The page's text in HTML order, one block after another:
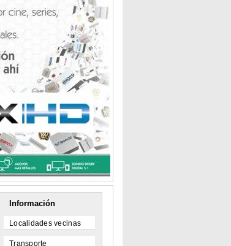
Información
Localidades vecinas
Transporte